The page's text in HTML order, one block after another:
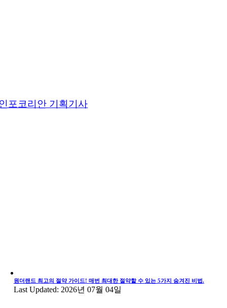
포코리안 기획기사
원더랜드 최고의 절약 가이드! 매번 최대한 절약할 수 있는 5가지 숨겨진 비법.
Last Updated: 2026년 07월 04일